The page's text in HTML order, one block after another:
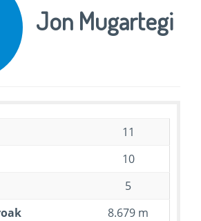
Jon Mugartegi
11
10
5
8.679 m